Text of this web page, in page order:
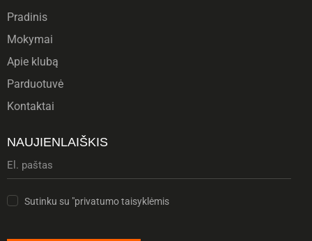
Pradinis
Mokymai
Apie klubą
Parduotuvė
Kontaktai
NAUJIENLAIŠKIS
Sutinku su "privatumo taisyklėmis